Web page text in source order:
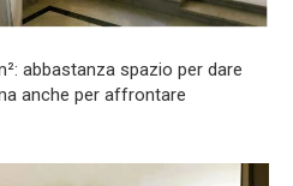
abbastanza spazio per dare
anche per affrontare